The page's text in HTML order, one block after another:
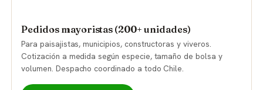
Pedidos mayoristas (200+ unidades)
Para paisajistas, municipios, constructoras y viveros.
Cotización a medida según especie, tamaño de bolsa y
volumen. Despacho coordinado a todo Chile.